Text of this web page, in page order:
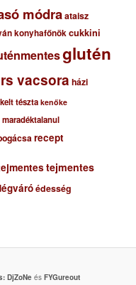
módraataisz
konyhafőnökcukkini
glutén
vacsora házi
kelt tészta kenőke
maradéktalanul
recept
tejmentes
édesség
DjZoNeés FYGureout